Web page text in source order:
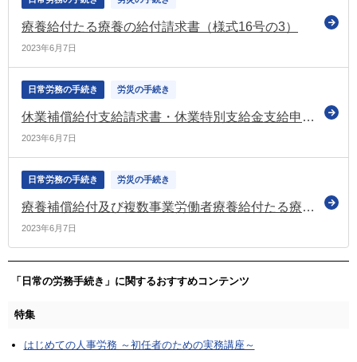
療養給付たる療養の給付請求書（様式16号の3）
2023年6月7日
日常労務の手続き 労災の手続き
休業補償給付支給請求書・休業特別支給金支給申請書（様式第８号）
2023年6月7日
日常労務の手続き 労災の手続き
療養補償給付及び複数事業労働者療養給付たる療養の費用請求書（様式第7号）
2023年6月7日
「日常の労務手続き」に関するおすすめコンテンツ
特集
はじめての人事労務 ～初任者のための実務講座～